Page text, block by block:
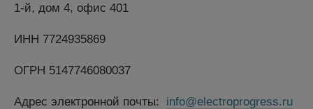
1-й, дом 4, офис 401
ИНН 7724935869
ОГРН 5147746080037
Адрес электронной почты: info@electroprogress.ru